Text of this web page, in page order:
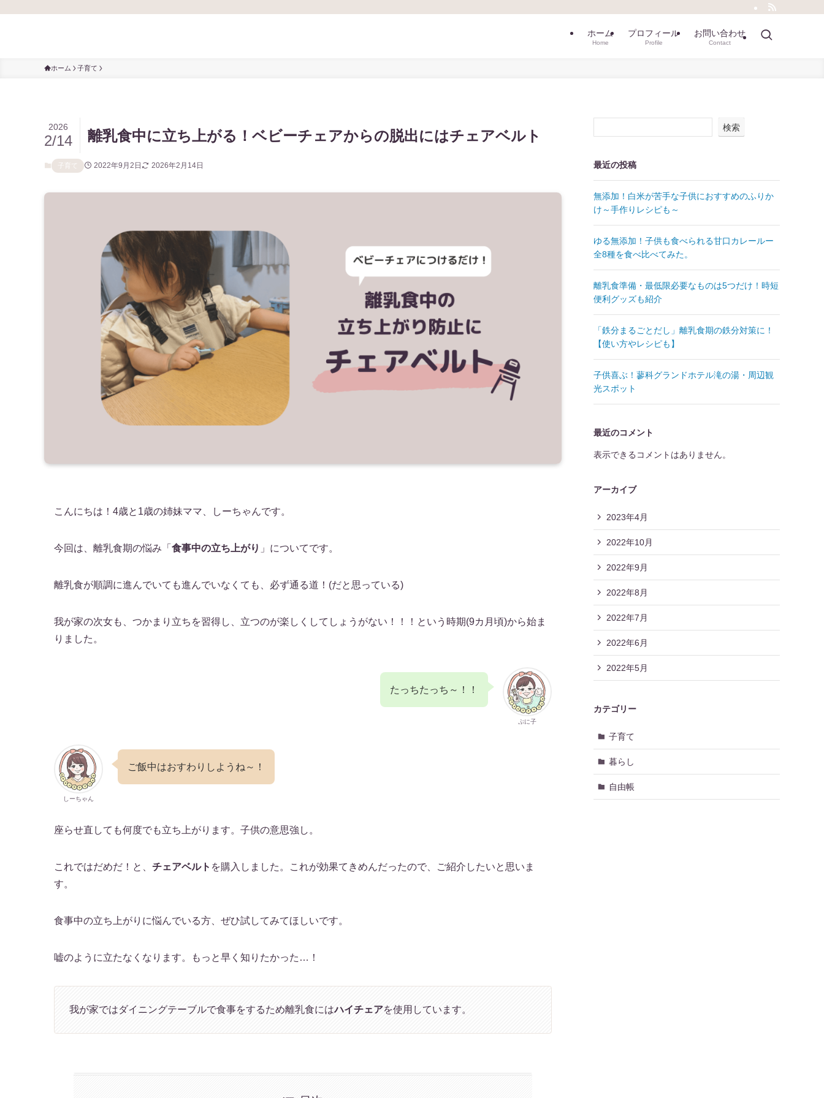
ホーム
Home
プロフィール
Profile
お問い合わせ
Contact
ホーム 子育て
離乳食中に立ち上がる！ベビーチェアからの脱出にはチェアベルト
2026
2/14
子育て 2022年9月2日 2026年2月14日
こんにちは！4歳と1歳の姉妹ママ、しーちゃんです。
今回は、離乳食期の悩み「 食事中の立ち上がり 」についてです。
離乳食が順調に進んでいても進んでいなくても、必ず通る道！(だと思っている)
我が家の次女も、つかまり立ちを習得し、立つのが楽しくしてしょうがない！！！という時期(9カ月頃)から始ま
りました。
ぷに子
たっちたっち～！！
しーちゃん
ご飯中はおすわりしようね～！
座らせ直しても何度でも立ち上がります。子供の意思強し。
これではだめだ！と、 チェアベルト を購入しました。これが効果てきめんだったので、ご紹介したいと思いま
す。
食事中の立ち上がりに悩んでいる方、ぜひ試してみてほしいです。
嘘のように立たなくなります。もっと早く知りたかった…！
我が家ではダイニングテーブルで食事をするため離乳食にはハイチェアを使用しています。
検索
最近の投稿
無添加！白米が苦手な子供におすすめのふりか
け～手作りレシピも～
ゆる無添加！子供も食べられる甘口カレールー
全8種を食べ比べてみた。
離乳食準備・最低限必要なものは5つだけ！時短
便利グッズも紹介
「鉄分まるごとだし」離乳食期の鉄分対策に！
【使い方やレシピも】
子供喜ぶ！蓼科グランドホテル滝の湯・周辺観
光スポット
最近のコメント
表示できるコメントはありません。
アーカイブ
2023年4月
2022年10月
2022年9月
2022年8月
2022年7月
2022年6月
2022年5月
カテゴリー
子育て
暮らし
自由帳